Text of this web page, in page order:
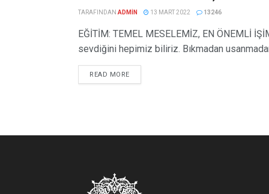
TARAFINDAN ADMIN 13 MART 2022 13246
EĞİTİM: TEMEL MESELEMİZ, EN ÖNEMLİ
sevdiğini hepimiz biliriz. Bıkmadan
READ MORE